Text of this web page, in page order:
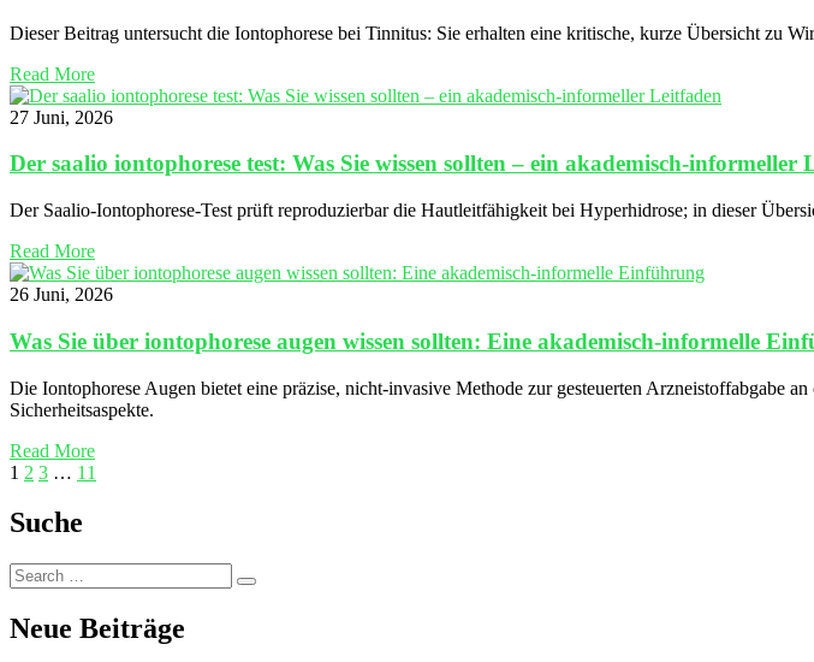
Dieser Beitrag untersucht die Iontophorese bei Tinnitus: Sie erhalten eine kritische, kurze Übersicht zu
Read More
27 Juni, 2026
Der saalio iontophorese test: Was Sie wissen sollten – ein akademisch‑informeller
Der Saalio-Iontophorese-Test prüft reproduzierbar die Hautleitfähigkeit bei Hyperhidrose; in dieser
Read More
26 Juni, 2026
Was Sie über iontophorese augen wissen sollten: Eine akademisch-informelle
Die Iontophorese Augen bietet eine präzise, nicht-invasive Methode zur gesteuerten Arzneistoffabgabe
Sicherheitsaspekte.
Read More
1 2 3 … 11
Suche
Search
for:
Search
Neue Beiträge